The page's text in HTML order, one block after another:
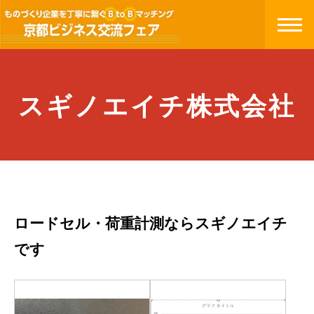
スギノエイチ株式会社
ロードセル・荷重計測ならスギノエイチ
です